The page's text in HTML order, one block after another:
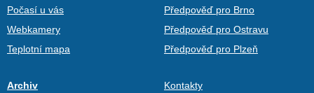
Počasí u vás
Webkamery
Teplotní mapa
Předpověď pro Brno
Předpověď pro Ostravu
Předpověď pro Plzeň
Archiv
Kontakty